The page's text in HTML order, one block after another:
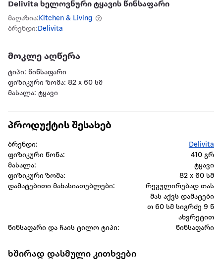
Delivita ხელოვნური ტყავის წინსაფარი
მაღაზია: Kitchen & Living
ბრენდი: Delivita
მოკლე აღწერა
ტიპი: წინსაფარი
ფიზიკური ზომა: 82 x 60 სმ
მასალა: ტყავი
პროდუქტის შესახებ
ბრენდი:
Delivita
ფიზიკური წონა:
410 გრ
მასალა:
ტყავი
ფიზიკური ზომა:
82 x 60 სმ
დამატებითი მახასიათებლები:
რეგულირებად თას
მას აქვს დამატები
თ 60 სმ სიგრძე 9 ნ
ახვრეტით
წინსაფარი და ჩაის ტილო ტიპი:
წინსაფარი
ხშირად დასმული კითხვები